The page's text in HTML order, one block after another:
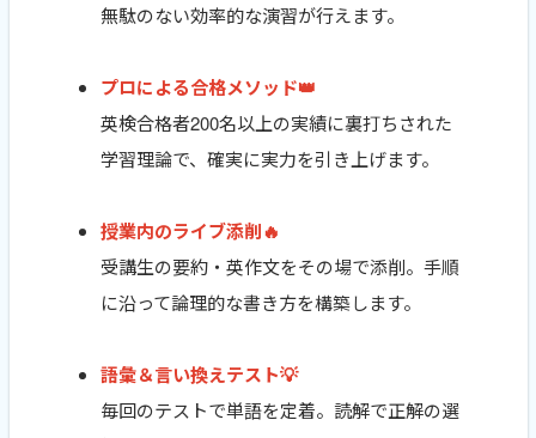
無駄のない効率的な演習が行えます。
プロによる合格メソッド👑
英検合格者200名以上の実績に裏打ちされた
学習理論で、確実に実力を引き上げます。
授業内のライブ添削🔥
受講生の要約・英作文をその場で添削。手順
に沿って論理的な書き方を構築します。
語彙＆言い換えテスト💡
毎回のテストで単語を定着。読解で正解の選